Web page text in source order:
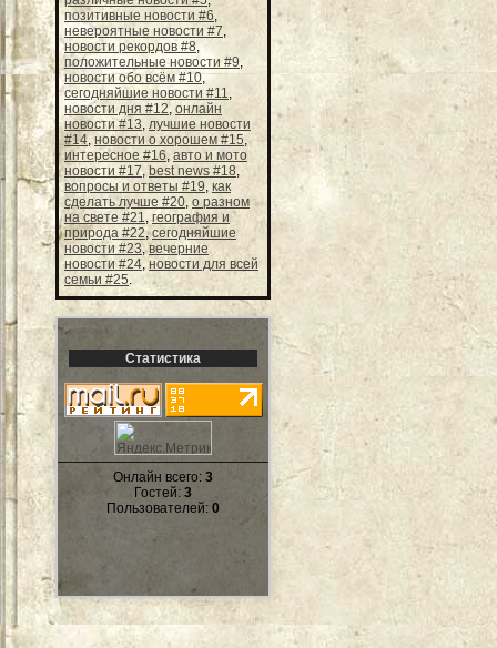
позитивные новости #6,
невероятные новости #7,
новости рекордов #8,
положительные новости #9,
новости обо всём #10,
сегодняйшие новости #11,
новости дня #12, онлайн
новости #13, лучшие новости
#14, новости о хорошем #15,
интересное #16, авто и мото
новости #17, best news #18,
вопросы и ответы #19, как
сделать лучше #20, о разном
на свете #21,география и
природа #22,сегодняйшие
новости #23,вечерние
новости #24, новости для всей
семьи #25.
Статистика
Онлайн всего: 3
Гостей: 3
Пользователей: 0